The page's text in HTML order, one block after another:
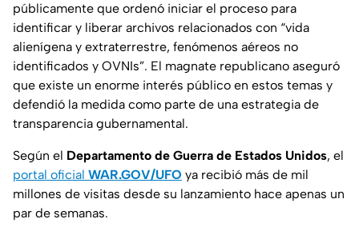
públicamente que ordenó iniciar el proceso para
identificar y liberar archivos relacionados con “vida
alienígena y extraterrestre, fenómenos aéreos no
identificados y OVNIs”. El magnate republicano aseguró
que existe un enorme interés público en estos temas y
defendió la medida como parte de una estrategia de
transparencia gubernamental.
Según el Departamento de Guerra de Estados Unidos, el
portal oficial WAR.GOV/UFO ya recibió más de mil
millones de visitas desde su lanzamiento hace apenas un
par de semanas.